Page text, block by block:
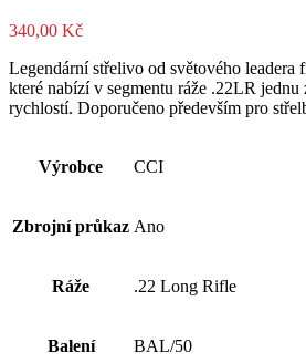
340,00 Kč
Legendární střelivo od světového
které nabízí v segmentu ráže .22LR
rychlostí. Doporučeno především pro
Výrobce CCI
Zbrojní průkaz Ano
Ráže .22 Long Rifle
Balení BAL/50